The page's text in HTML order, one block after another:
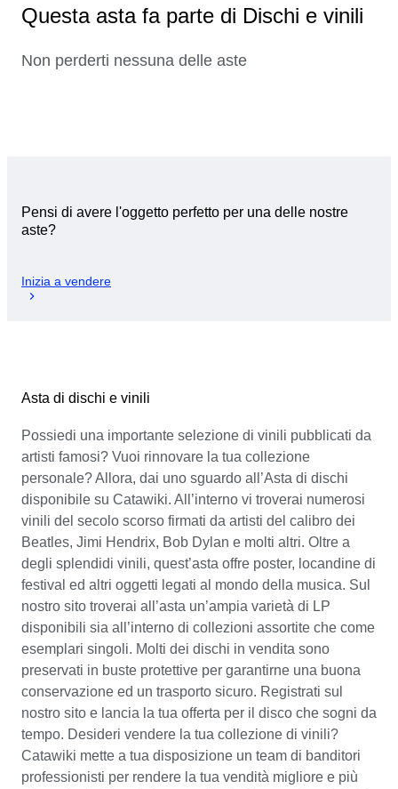
Questa asta fa parte di Dischi e vinili
Non perderti nessuna delle aste
Pensi di avere l'oggetto perfetto per una delle nostre
aste?
Inizia a vendere
Asta di dischi e vinili
Possiedi una importante selezione di vinili pubblicati da
artisti famosi? Vuoi rinnovare la tua collezione
personale? Allora, dai uno sguardo all’Asta di dischi
disponibile su Catawiki. All’interno vi troverai numerosi
vinili del secolo scorso firmati da artisti del calibro dei
Beatles, Jimi Hendrix, Bob Dylan e molti altri. Oltre a
degli splendidi vinili, quest’asta offre poster, locandine di
festival ed altri oggetti legati al mondo della musica. Sul
nostro sito troverai all’asta un’ampia varietà di LP
disponibili sia all’interno di collezioni assortite che come
esemplari singoli. Molti dei dischi in vendita sono
preservati in buste protettive per garantirne una buona
conservazione ed un trasporto sicuro. Registrati sul
nostro sito e lancia la tua offerta per il disco che sogni da
tempo. Desideri vendere la tua collezione di vinili?
Catawiki mette a tua disposizione un team di banditori
professionisti per rendere la tua vendità migliore e più